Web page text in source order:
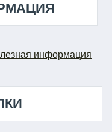
информация